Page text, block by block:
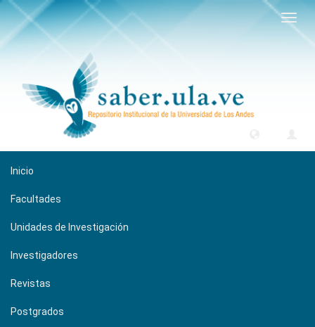
Inicio
Facultades
Unidades de Investigación
Investigadores
Revistas
Postgrados